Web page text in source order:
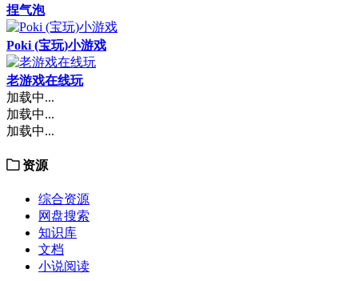
捏气泡
Poki (宝玩)小游戏
老游戏在线玩
加载中...
加载中...
加载中...
资源
综合资源
网盘搜索
知识库
文档
小说阅读